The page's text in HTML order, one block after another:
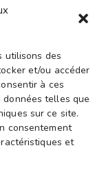
utilisons des
et/ou accéder
à ces
telles que
sur ce site.
consentement
et
Vanves / 01 86